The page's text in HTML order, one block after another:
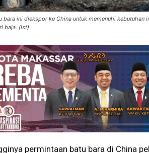
ini diekspor ke China untuk memenuhi kebutuhan
baja. (ist)
permintaan batu bara di China